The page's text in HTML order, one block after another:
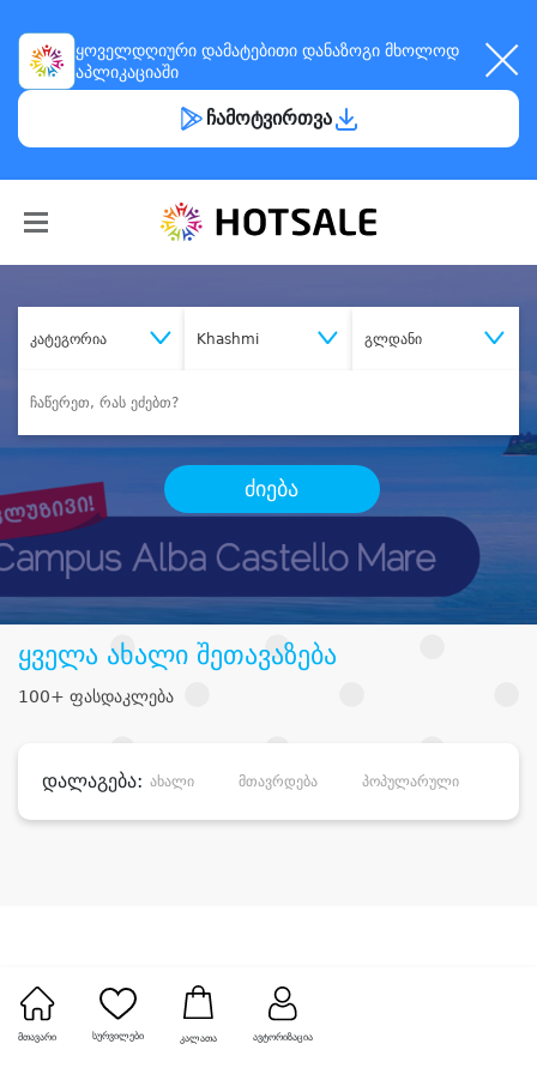
ყოველდღიური დამატებითი დანაზოგი მხოლოდ
აპლიკაციაში
ჩამოტვირთვა
მთავარი სურვილები კალათა ავტორიზაცია
კატეგორია Khashmi გლდანი
ძიება
ყველა ახალი შეთავაზება
100+ ფასდაკლება
დალაგება: ახალი მთავრდება პოპულარული